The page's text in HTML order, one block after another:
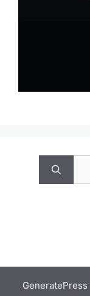
GeneratePress